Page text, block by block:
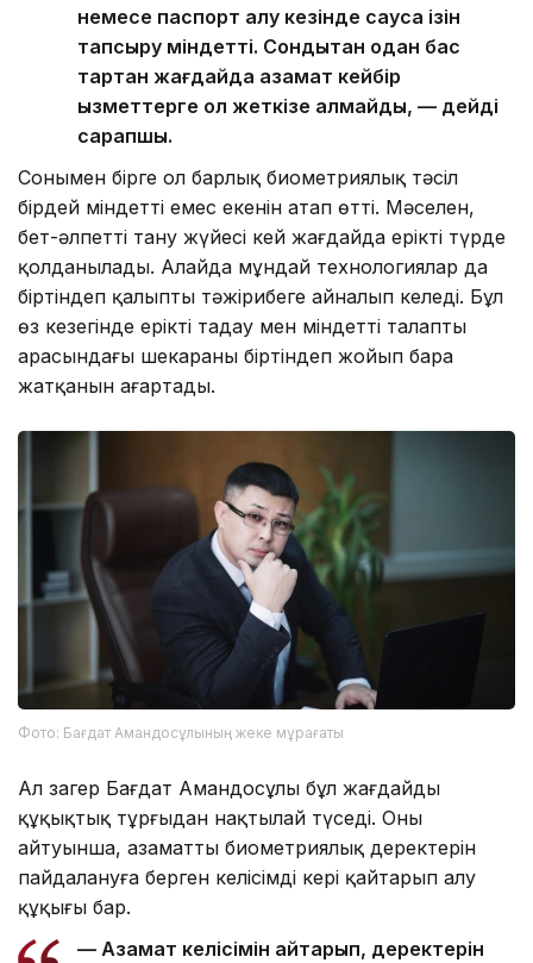
немесе паспорт алу кезінде саусақ ізін
тапсыру міндетті. Сондықтан одан бас
тартқан жағдайда азамат кейбір
қызметтерге қол жеткізе алмайды, — дейді
сарапшы.
Сонымен бірге ол барлық биометриялық тәсіл
бірдей міндетті емес екенін атап өтті. Мәселен,
бет-әлпетті тану жүйесі кей жағдайда ерікті түрде
қолданылады. Алайда мұндай технологиялар да
біртіндеп қалыпты тәжірибеге айналып келеді. Бұл
өз кезегінде ерікті таңдау мен міндетті талаптың
арасындағы шекараны біртіндеп жойып бара
жатқанын аңғартады.
Фото: Бағдат Амандосұлының жеке мұрағаты
Ал заңгер Бағдат Амандосұлы бұл жағдайды
құқықтық тұрғыдан нақтылай түседі. Оның
айтуынша, азаматтың биометриялық деректерін
пайдалануға берген келісімді кері қайтарып алу
құқығы бар.
— Азамат келісімін қайтарып, деректерін